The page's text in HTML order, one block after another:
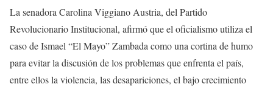
La senadora Carolina Viggiano Austria, del Partido
Revolucionario Institucional, afirmó que el oficialismo utiliza el
caso de Ismael “El Mayo” Zambada como una cortina de humo
para evitar la discusión de los problemas que enfrenta el país,
entre ellos la violencia, las desapariciones, el bajo crecimiento